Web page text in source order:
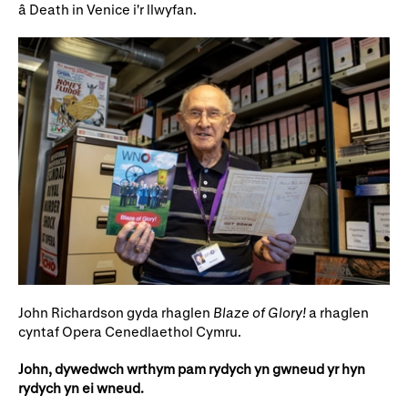
Cymryd rhan
Ysgolion, Colegau a
Phrifysgolion
Lles gyda WNO
Côr Cysur
Cefnogwch ni
Cyfrannwch nawr
Digwyddiadau i aelodau
Partneriaid Corfforaethol
Cefnogwyr WNO
â Death in Venice i'r llwyfan.
John Richardson gyda rhaglen Blaze of Glory!a rhaglen
cyntaf Opera Cenedlaethol Cymru.
John, dywedwch wrthym pam rydych yn gwneud yr hyn
rydych yn ei wneud.